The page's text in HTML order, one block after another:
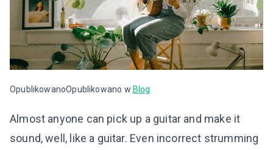
OpublikowanoOpublikowano w Blog
Almost anyone can pick up a guitar and make it
sound, well, like a guitar. Even incorrect strumming